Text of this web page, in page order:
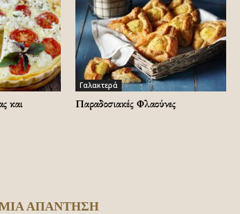
και
Γαλακτερά
Παραδοσιακές Φλαούνες
ΑΠΑΝΤΗΣΗ